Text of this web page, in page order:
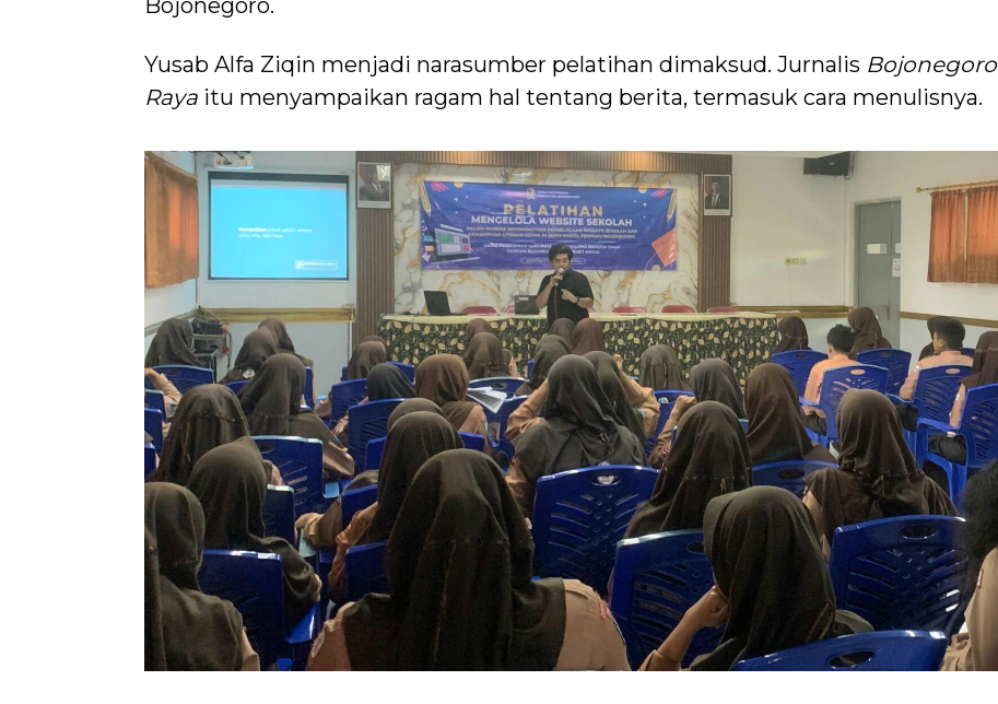
Bojonegoro.
Yusab Alfa Ziqin menjadi narasumber pelatihan dimaksud. Jurnalis Bojonegoro
Raya itu menyampaikan ragam hal tentang berita, termasuk cara menulisnya.